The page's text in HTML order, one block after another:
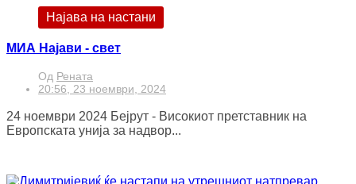
Најава на настани
МИА Најави - свет
Од Рената
20:56, 23 ноември, 2024
24 ноември 2024 Бејрут - Високиот претставник на
Европската унија за надвор...